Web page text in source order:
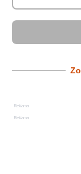
Reklama
Reklama